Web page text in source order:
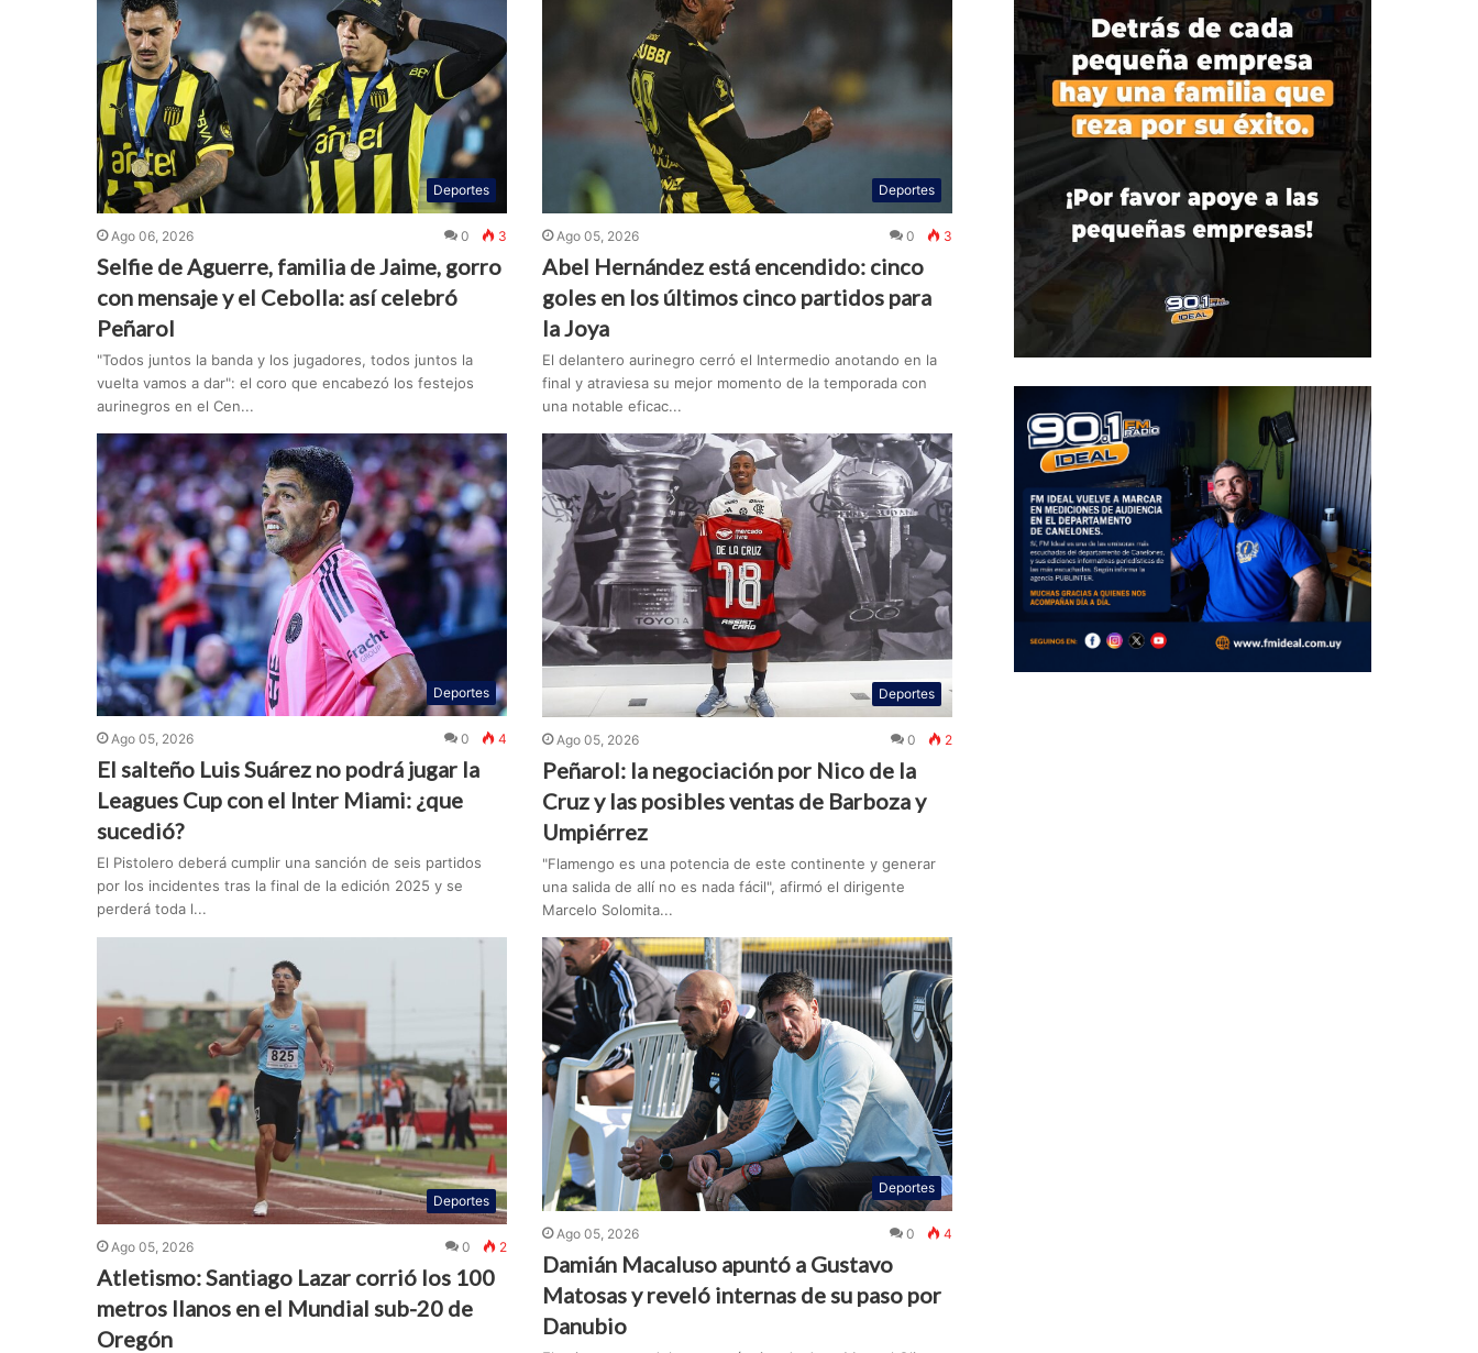
Deportes
Ago 06, 2026 0 3
Selfie de Aguerre, familia de Jaime, gorro
con mensaje y el Cebolla: así celebró
Peñarol
"Todos juntos la banda y los jugadores, todos juntos la
vuelta vamos a dar": el coro que encabezó los festejos
aurinegros en el Cen...
Deportes
Ago 05, 2026 0 3
Abel Hernández está encendido: cinco
goles en los últimos cinco partidos para
la Joya
El delantero aurinegro cerró el Intermedio anotando en la
final y atraviesa su mejor momento de la temporada con
una notable eficac...
Deportes
Ago 05, 2026 0 4
El salteño Luis Suárez no podrá jugar la
Leagues Cup con el Inter Miami: ¿que
sucedió?
El Pistolero deberá cumplir una sanción de seis partidos
por los incidentes tras la final de la edición 2025 y se
perderá toda l...
Deportes
Ago 05, 2026 0 2
Peñarol: la negociación por Nico de la
Cruz y las posibles ventas de Barboza y
Umpiérrez
"Flamengo es una potencia de este continente y generar
una salida de allí no es nada fácil", afirmó el dirigente
Marcelo Solomita...
Deportes
Ago 05, 2026 0 2
Atletismo: Santiago Lazar corrió los 100
metros llanos en el Mundial sub-20 de
Oregón
Deportes
Ago 05, 2026 0 4
Damián Macaluso apuntó a Gustavo
Matosas y reveló internas de su paso por
Danubio